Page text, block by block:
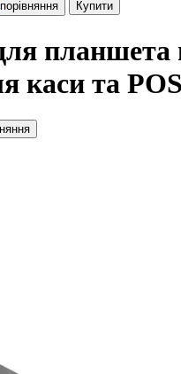
Купити
планшета
каси та POS